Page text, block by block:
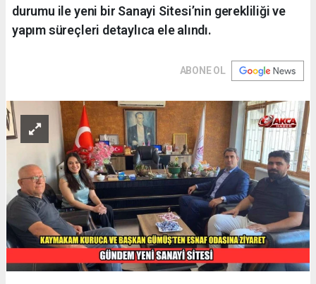
durumu ile yeni bir Sanayi Sitesi’nin gerekliliği ve
yapım süreçleri detaylıca ele alındı.
ABONE OL